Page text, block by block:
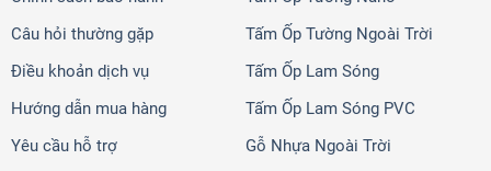
Câu hỏi thường gặp
Điều khoản dịch vụ
Hướng dẫn mua hàng
Yêu cầu hỗ trợ
Tấm Ốp Tường Ngoài Trời
Tấm Ốp Lam Sóng
Tấm Ốp Lam Sóng PVC
Gỗ Nhựa Ngoài Trời